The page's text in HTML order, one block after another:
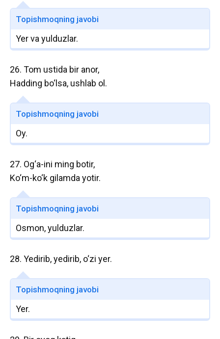
Topishmoqning javobi
Yer va yulduzlar.
26. Tom ustida bir anor,
Hadding bo‘lsa, ushlab ol.
Topishmoqning javobi
Oy.
27. Og‘a-ini ming botir,
Ko‘m-ko‘k gilamda yotir.
Topishmoqning javobi
Osmon, yulduzlar.
28. Yedirib, yedirib, o‘zi yer.
Topishmoqning javobi
Yer.